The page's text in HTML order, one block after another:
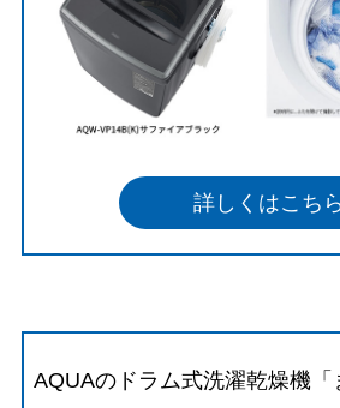
詳しくはこちら
AQUAのドラム式洗濯乾燥機「